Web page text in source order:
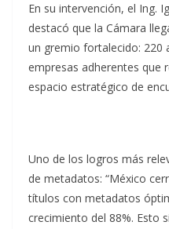
En su intervención, el Ing.
destacó que la Cámara
un gremio fortalecido: 220
empresas adherentes que
espacio estratégico de
Uno de los logros más
de metadatos: “México
títulos con metadatos
crecimiento del 88%. Esto